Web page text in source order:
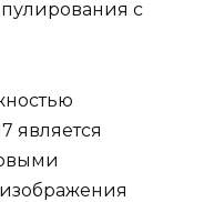
с
является